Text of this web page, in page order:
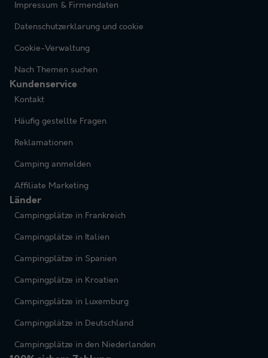
Impressum & Firmendaten
Datenschutzerklarung und cookie
Cookie-Verwaltung
Nach Themen suchen
Kundenservice
Kontakt
Häufig gestellte Fragen
Reklamationen
Camping anmelden
Affiliate Marketing
Länder
Campingplätze in Frankreich
Campingplätze in Italien
Campingplätze in Spanien
Campingplätze in Kroatien
Campingplätze in Luxemburg
Campingplätze in Deutschland
Campingplätze in den Niederlanden